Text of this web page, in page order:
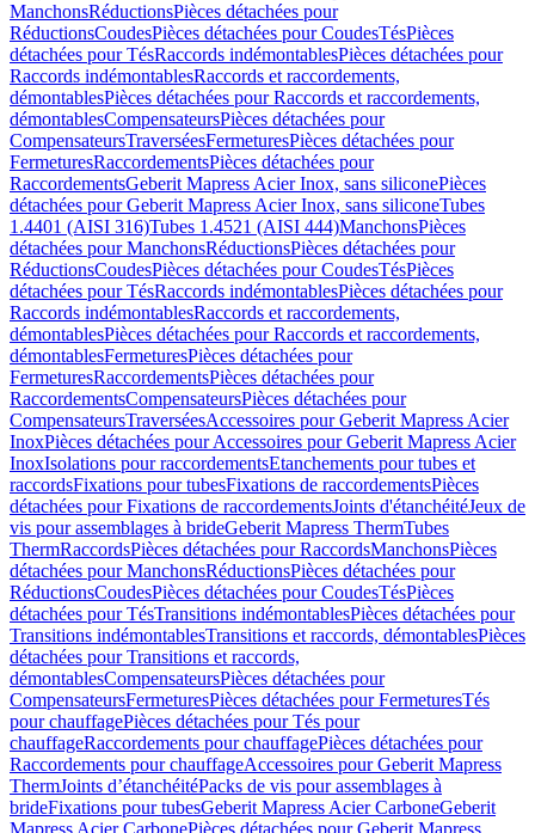
ManchonsRéductionsPièces détachées pour
RéductionsCoudesPièces détachées pour CoudesTésPièces
détachées pour TésRaccords indémontablesPièces détachées pour
Raccords indémontablesRaccords et raccordements,
démontablesPièces détachées pour Raccords et raccordements,
démontablesCompensateursPièces détachées pour
CompensateursTraverséesFermeturesPièces détachées pour
FermeturesRaccordementsPièces détachées pour
RaccordementsGeberit Mapress Acier Inox, sans siliconePièces
détachées pour Geberit Mapress Acier Inox, sans siliconeTubes
1.4401 (AISI 316)Tubes 1.4521 (AISI 444)ManchonsPièces
détachées pour ManchonsRéductionsPièces détachées pour
RéductionsCoudesPièces détachées pour CoudesTésPièces
détachées pour TésRaccords indémontablesPièces détachées pour
Raccords indémontablesRaccords et raccordements,
démontablesPièces détachées pour Raccords et raccordements,
démontablesFermeturesPièces détachées pour
FermeturesRaccordementsPièces détachées pour
RaccordementsCompensateursPièces détachées pour
CompensateursTraverséesAccessoires pour Geberit Mapress Acier
InoxPièces détachées pour Accessoires pour Geberit Mapress Acier
InoxIsolations pour raccordementsEtanchements pour tubes et
raccordsFixations pour tubesFixations de raccordementsPièces
détachées pour Fixations de raccordementsJoints d'étanchéitéJeux de
vis pour assemblages à brideGeberit Mapress ThermTubes
ThermRaccordsPièces détachées pour RaccordsManchonsPièces
détachées pour ManchonsRéductionsPièces détachées pour
RéductionsCoudesPièces détachées pour CoudesTésPièces
détachées pour TésTransitions indémontablesPièces détachées pour
Transitions indémontablesTransitions et raccords, démontablesPièces
détachées pour Transitions et raccords,
démontablesCompensateursPièces détachées pour
CompensateursFermeturesPièces détachées pour FermeturesTés
pour chauffagePièces détachées pour Tés pour
chauffageRaccordements pour chauffagePièces détachées pour
Raccordements pour chauffageAccessoires pour Geberit Mapress
ThermJoints d’étanchéitéPacks de vis pour assemblages à
brideFixations pour tubesGeberit Mapress Acier CarboneGeberit
Mapress Acier CarbonePièces détachées pour Geberit Mapress